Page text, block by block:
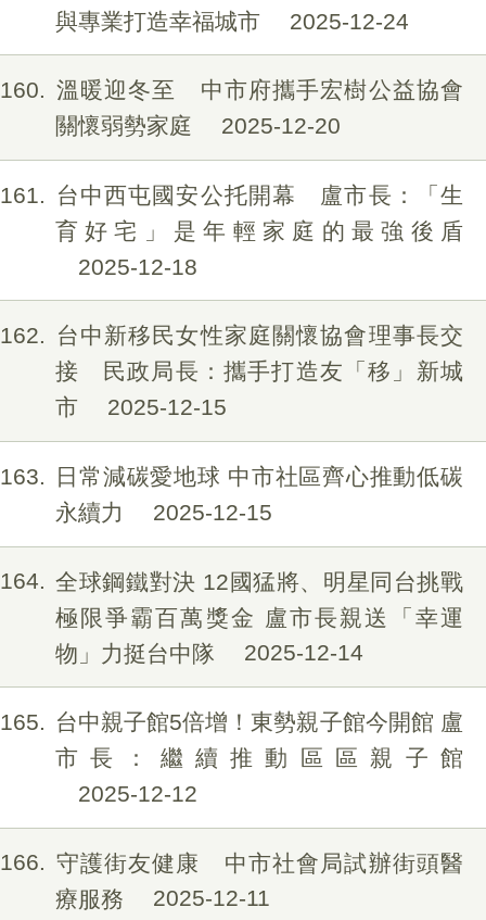
與專業打造幸福城市
2025-12-24
160
溫暖迎冬至 中市府攜手宏樹公益協會
關懷弱勢家庭
2025-12-20
161
台中西屯國安公托開幕 盧市長：「生
育好宅」是年輕家庭的最強後盾
2025-12-18
162
台中新移民女性家庭關懷協會理事長交
接 民政局長：攜手打造友「移」新城
市
2025-12-15
163
日常減碳愛地球 中市社區齊心推動低碳
永續力
2025-12-15
164
全球鋼鐵對決 12國猛將、明星同台挑戰
極限爭霸百萬獎金 盧市長親送「幸運
物」力挺台中隊
2025-12-14
165
台中親子館5倍增！東勢親子館今開館 盧
市長：繼續推動區區親子館
2025-12-12
166
守護街友健康 中市社會局試辦街頭醫
療服務
2025-12-11